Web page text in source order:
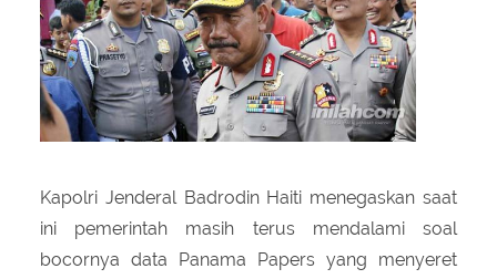
Peraturan Pengampunan Pajak
Infografis Pengampunan Pajak
About Us
Q & A Pajak
Kontak Kami
Sitemap
Kapolri Jenderal Badrodin Haiti menegaskan saat
ini pemerintah masih terus mendalami soal
bocornya data Panama Papers yang menyeret